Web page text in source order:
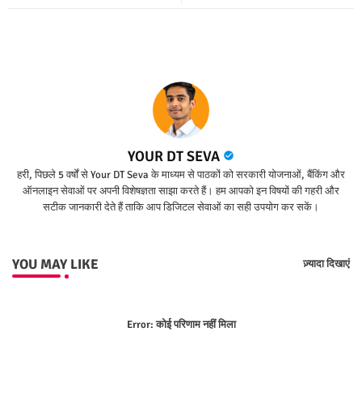
YOUR DT SEVA
हरी, पिछले 5 वर्षों से Your DT Seva के माध्यम से पाठकों को सरकारी योजनाओं, बैंकिंग और
ऑनलाइन सेवाओं पर अपनी विशेषज्ञता साझा करते हैं। हम आपको इन विषयों की गहरी और
सटीक जानकारी देते हैं ताकि आप डिजिटल सेवाओं का सही उपयोग कर सकें।
YOU MAY LIKE ज़्यादा दिखाएं
Error:कोई परिणाम नहीं मिला